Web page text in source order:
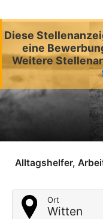
Diese
eine
Weitere
Alltagshelfer,
Ort
Witten